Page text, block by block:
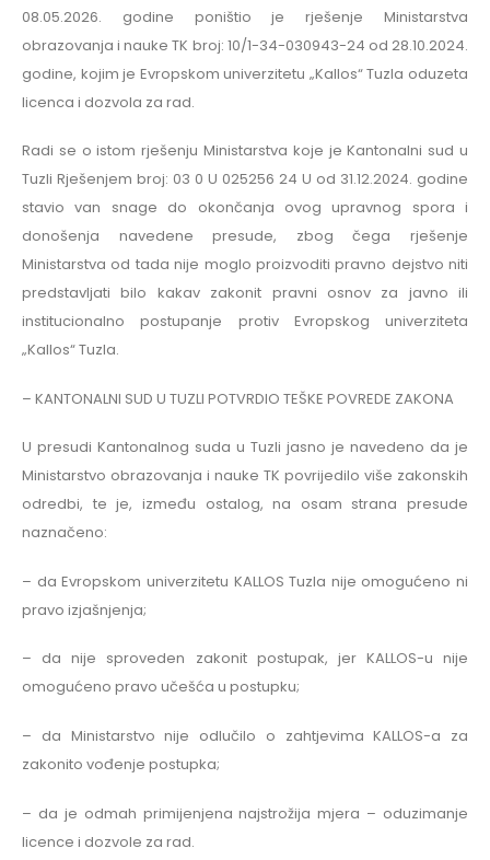
08.05.2026. godine poništio je rješenje Ministarstva
obrazovanja i nauke TK broj: 10/1-34-030943-24 od 28.10.2024.
godine, kojim je Evropskom univerzitetu „Kallos“ Tuzla oduzeta
licenca i dozvola za rad.
Radi se o istom rješenju Ministarstva koje je Kantonalni sud u
Tuzli Rješenjem broj: 03 0 U 025256 24 U od 31.12.2024. godine
stavio van snage do okončanja ovog upravnog spora i
donošenja navedene presude, zbog čega rješenje
Ministarstva od tada nije moglo proizvoditi pravno dejstvo niti
predstavljati bilo kakav zakonit pravni osnov za javno ili
institucionalno postupanje protiv Evropskog univerziteta
„Kallos“ Tuzla.
– KANTONALNI SUD U TUZLI POTVRDIO TEŠKE POVREDE ZAKONA
U presudi Kantonalnog suda u Tuzli jasno je navedeno da je
Ministarstvo obrazovanja i nauke TK povrijedilo više zakonskih
odredbi, te je, između ostalog, na osam strana presude
naznačeno:
– da Evropskom univerzitetu KALLOS Tuzla nije omogućeno ni
pravo izjašnjenja;
– da nije sproveden zakonit postupak, jer KALLOS-u nije
omogućeno pravo učešća u postupku;
– da Ministarstvo nije odlučilo o zahtjevima KALLOS-a za
zakonito vođenje postupka;
– da je odmah primijenjena najstrožija mjera – oduzimanje
licence i dozvole za rad.